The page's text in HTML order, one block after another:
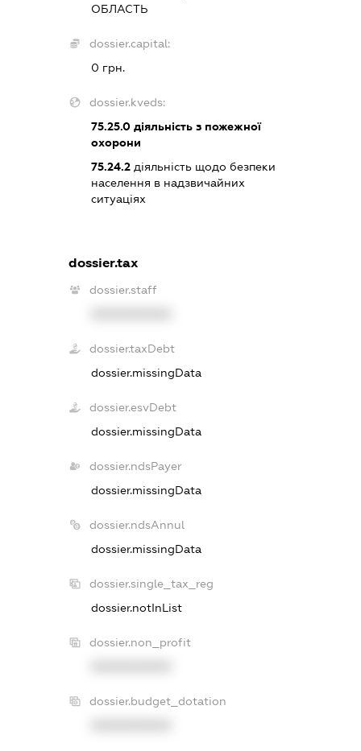
ОБЛАСТЬ
dossier.capital:
0 грн.
dossier.kveds:
75.25.0діяльність з пожежної
охорони
75.24.2діяльність щодо безпеки
населення в надзвичайних
ситуаціях
dossier.tax
dossier.staff
dossier.taxDebt
dossier.missingData
dossier.esvDebt
dossier.missingData
dossier.ndsPayer
dossier.missingData
dossier.ndsAnnul
dossier.missingData
dossier.single_tax_reg
dossier.notInList
dossier.non_profit
dossier.budget_dotation